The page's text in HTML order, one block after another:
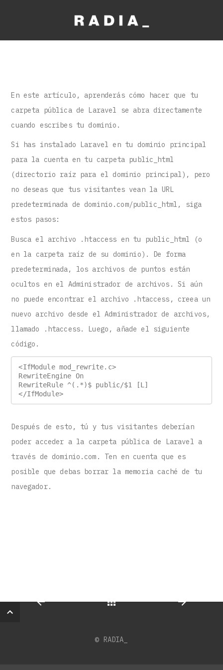
En este artículo, aprenderás cómo hacer que tu
carpeta pública de Laravel se abra directamente
cuando escribes tu dominio.
Si has instalado Laravel en tu dominio principal
para la cuenta en tu carpeta public_html
(directorio raíz para el dominio principal), pero
no deseas que tus visitantes vean la URL
predeterminada de dominio.com/public_html, siga
estos pasos:
Busca el archivo .htaccess en tu public_html (o
en la carpeta raíz de su dominio). De forma
predeterminada, los archivos de puntos están
ocultos en el Administrador de archivos. Si aún
no puede encontrar el archivo .htaccess, creea un
nuevo archivo desde el Administrador de archivos,
llamado .htaccess. Luego, añade el siguiente
código.
<IfModule mod_rewrite.c>
RewriteEngine On
RewriteRule ^(.*)$ public/$1 [L]
</IfModule>
Después de esto, tú y tus visitantes deberían
poder acceder a la carpeta pública de Laravel a
través de dominio.com. Ten en cuenta que es
posible que debas borrar la memoria caché de tu
navegador.
Back
© RADIA_